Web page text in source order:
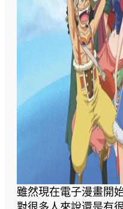
雖然現在電子漫畫開